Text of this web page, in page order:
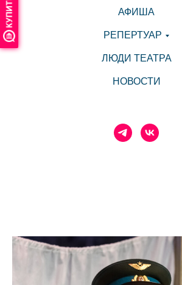
АФИША
РЕПЕРТУАР
ЛЮДИ ТЕАТРА
НОВОСТИ